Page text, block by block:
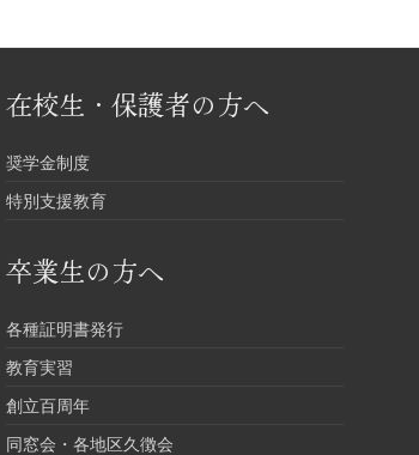
在校生・保護者の方へ
奨学金制度
特別支援教育
卒業生の方へ
各種証明書発行
教育実習
創立百周年
同窓会・各地区久徴会